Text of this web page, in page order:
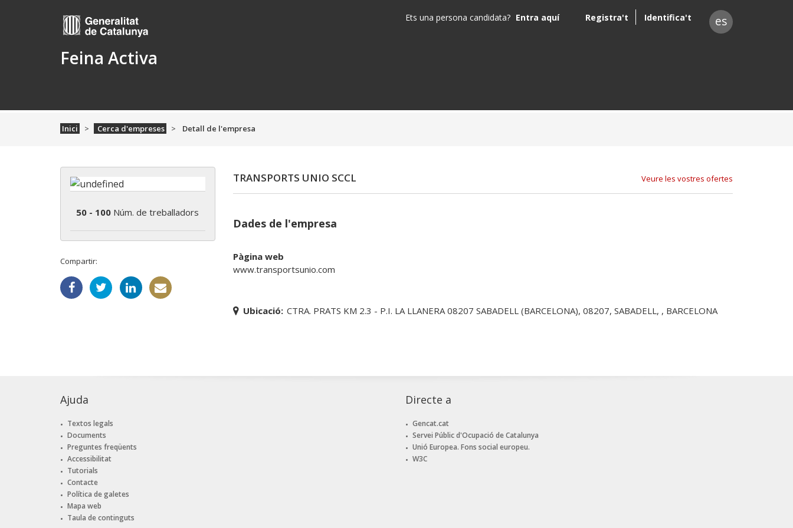
Feina Activa
Ets una persona candidata? Entra aquí Registra't Identifica't es
Inici Cerca d'empreses Detall de l'empresa
50 - 100 Núm. de treballadors
Compartir:
TRANSPORTS UNIO SCCL Veure les vostres ofertes
Dades de l'empresa
Pàgina web
www.transportsunio.com
Ubicació: CTRA. PRATS KM 2.3 - P.I. LA LLANERA 08207 SABADELL (BARCELONA), 08207, SABADELL, , BARCELONA
Ajuda
Textos legals
Documents
Preguntes freqüents
Accessibilitat
Tutorials
Contacte
Política de galetes
Mapa web
Taula de continguts
Directe a
Gencat.cat
Servei Públic d'Ocupació de Catalunya
Unió Europea. Fons social europeu.
W3C